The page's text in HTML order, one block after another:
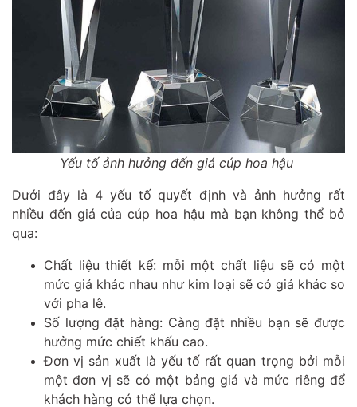
Yếu tố ảnh hưởng đến giá cúp hoa hậu
Dưới đây là 4 yếu tố quyết định và ảnh hưởng rất
nhiều đến giá của cúp hoa hậu mà bạn không thể bỏ
qua:
Chất liệu thiết kế: mỗi một chất liệu sẽ có một
mức giá khác nhau như kim loại sẽ có giá khác so
với pha lê.
Số lượng đặt hàng: Càng đặt nhiều bạn sẽ được
hưởng mức chiết khấu cao.
Đơn vị sản xuất là yếu tố rất quan trọng bởi mỗi
một đơn vị sẽ có một bảng giá và mức riêng để
khách hàng có thể lựa chọn.